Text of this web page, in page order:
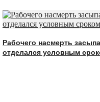
Рабочего насмерть
отделался условным